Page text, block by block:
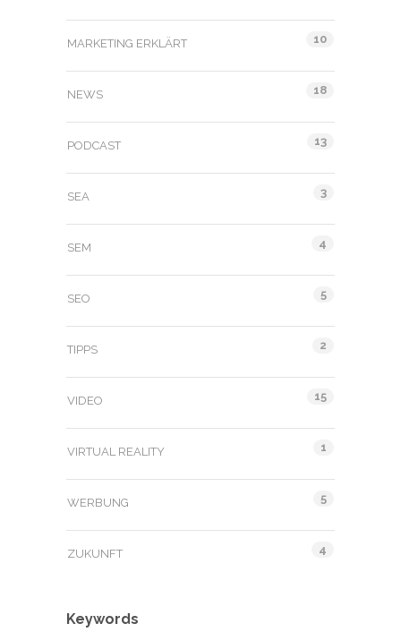
MARKETING ERKLÄRT 10
NEWS 18
PODCAST 13
SEA 3
SEM 4
SEO 5
TIPPS 2
VIDEO 15
VIRTUAL REALITY 1
WERBUNG 5
ZUKUNFT 4
Keywords